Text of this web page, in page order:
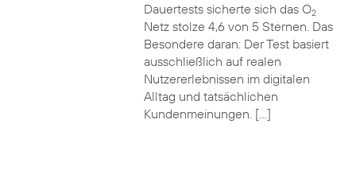
Dauertests sicherte sich das O2
Netz stolze 4,6 von 5 Sternen. Das
Besondere daran: Der Test basiert
ausschließlich auf realen
Nutzererlebnissen im digitalen
Alltag und tatsächlichen
Kundenmeinungen. […]